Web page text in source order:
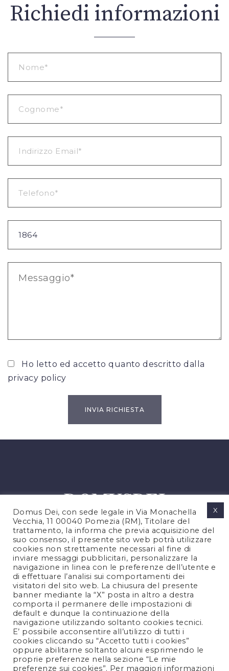
Richiedi informazioni
Ho letto ed accetto quanto descritto dalla
privacy policy
PRIVACY POLICY
COOKIES POLICY
NOTE LEGALI
CONTATTACI
FOLLOW US
Domus Dei, con sede legale in Via Monachella
Vecchia, 11 00040 Pomezia (RM), Titolare del
trattamento, la informa che previa acquisizione del
suo consenso, il presente sito web potrà utilizzare
cookies non strettamente necessari al fine di
inviare messaggi pubblicitari, personalizzare la
navigazione in linea con le preferenze dell’utente e
di effettuare l’analisi sui comportamenti dei
visitatori del sito web. La chiusura del presente
banner mediante la “X” posta in altro a destra
comporta il permanere delle impostazioni di
default e dunque la continuazione della
navigazione utilizzando soltanto cookies tecnici.
E’ possibile acconsentire all’utilizzo di tutti i
cookies cliccando su “Accetto tutti i cookies”
oppure abilitarne soltanto alcuni esprimendo le
proprie preferenze nella sezione “Le mie
preferenze sui cookies”. Per maggiori informazioni
X